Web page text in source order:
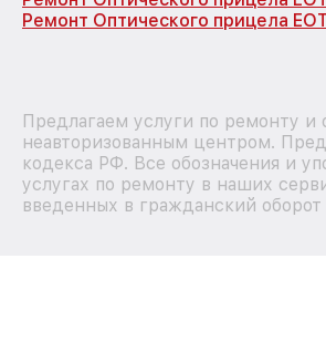
Ремонт Оптического прицела
Предлагаем услуги по ремонту
неавторизованным центром.
кодекса РФ. Все обозначения и
услугах по ремонту в наших
введенных в гражданский